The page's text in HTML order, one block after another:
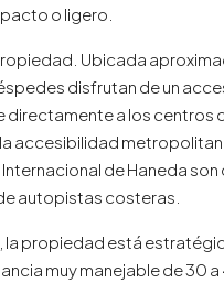
o ligero.
Ubicada
disfrutan de un
a los centros
accesibilidad
de Haneda
autopistas costeras.
la propiedad está
muy manejable de 30